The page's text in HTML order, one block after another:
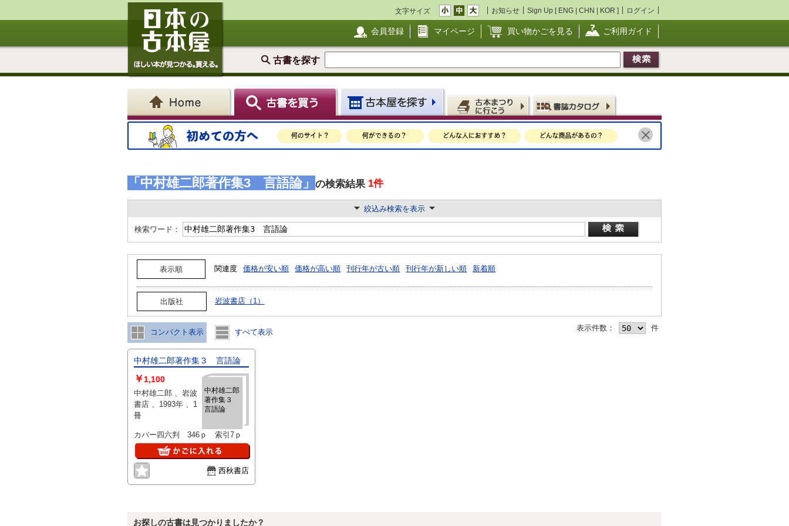
文字サイズ お知らせ Sign Up [ ENG | CHN | KOR ] ログイン
会員登録 マイページ 買い物かごを見る ご利用ガイド
古書を探す
「中村雄二郎著作集3 言語論」 の検索結果 1件
絞込み検索を表示
検索ワード：
表示順 関連度 価格が安い順 価格が高い順 刊行年が古い順 刊行年が新しい順 新着順
出版社 岩波書店（1）
コンパクト表示 すべて表示 表示件数： 件
中村雄二郎著作集３ 言語論
中村雄二郎
著作集３
言語論
￥ 1,100
中村雄二郎 、岩波
書店 、1993年 、1
冊
カバー四六判 346ｐ 索引7ｐ
西秋書店
お探しの古書は見つかりましたか？